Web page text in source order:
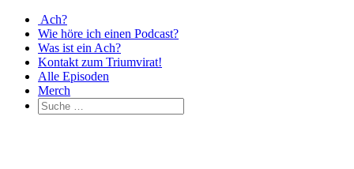
Ach?
Wie höre ich einen Podcast?
Was ist ein Ach?
Kontakt zum Triumvirat!
Alle Episoden
Merch